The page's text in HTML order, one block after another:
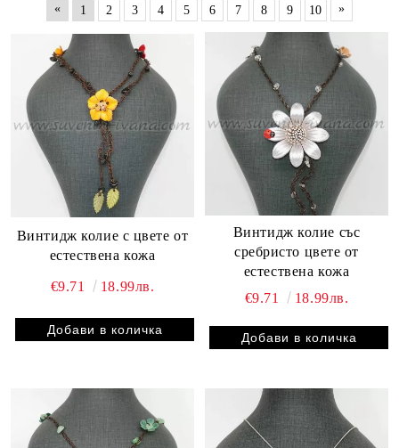
« 1 2 3 4 5 6 7 8 9 10 »
Винтидж колие с цвете от
естествена кожа
€9.71 18.99лв.
Винтидж колие със
сребристо цвете от
естествена кожа
€9.71
18.99лв.